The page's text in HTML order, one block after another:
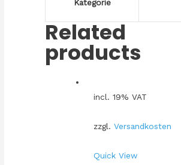
Kategorie
Related
products
incl. 19% VAT
zzgl. Versandkosten
Quick View